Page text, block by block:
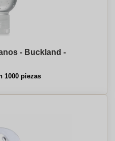
- Buckland -
1000 piezas